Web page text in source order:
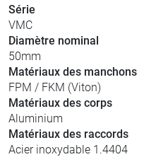
Série
VMC
Diamètre nominal
50mm
Matériaux des manchons
FPM / FKM (Viton)
Matériaux des corps
Aluminium
Matériaux des raccords
Acier inoxydable 1.4404